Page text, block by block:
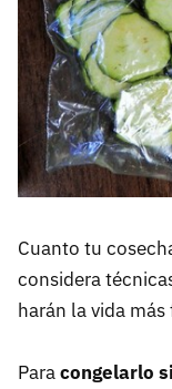
Cuanto tu
considera
harán la vida
Paracongelarlo